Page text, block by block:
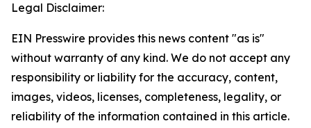
Legal Disclaimer:
EIN Presswire provides this news content "as is"
without warranty of any kind. We do not accept any
responsibility or liability for the accuracy, content,
images, videos, licenses, completeness, legality, or
reliability of the information contained in this article.